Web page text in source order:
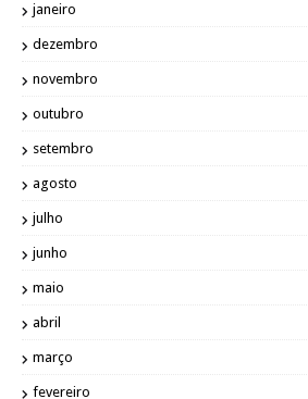
janeiro
dezembro
novembro
outubro
setembro
agosto
julho
junho
maio
abril
março
fevereiro